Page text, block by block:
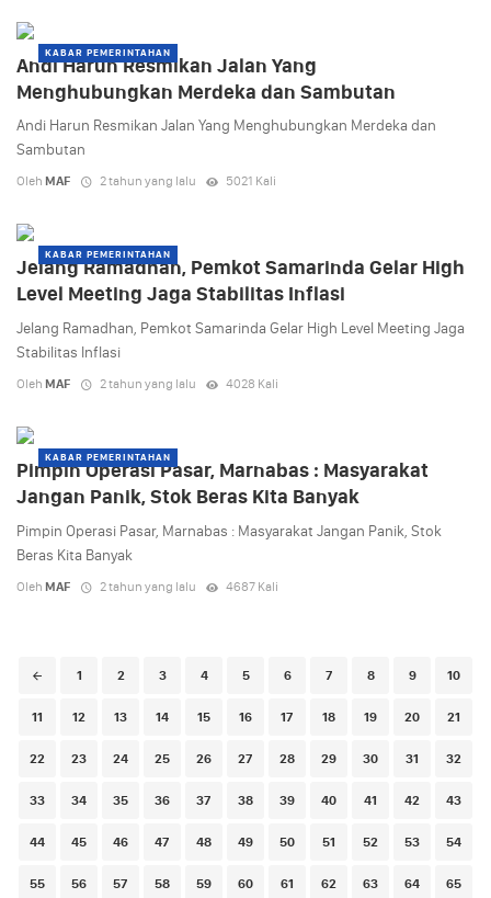
KABAR PEMERINTAHAN
Andi Harun Resmikan Jalan Yang
Menghubungkan Merdeka dan Sambutan
Andi Harun Resmikan Jalan Yang Menghubungkan Merdeka dan
Sambutan
Oleh MAF 2 tahun yang lalu 5021 Kali
KABAR PEMERINTAHAN
Jelang Ramadhan, Pemkot Samarinda Gelar High
Level Meeting Jaga Stabilitas Inflasi
Jelang Ramadhan, Pemkot Samarinda Gelar High Level Meeting Jaga
Stabilitas Inflasi
Oleh MAF 2 tahun yang lalu 4028 Kali
KABAR PEMERINTAHAN
Pimpin Operasi Pasar, Marnabas : Masyarakat
Jangan Panik, Stok Beras Kita Banyak
Pimpin Operasi Pasar, Marnabas : Masyarakat Jangan Panik, Stok
Beras Kita Banyak
Oleh MAF 2 tahun yang lalu 4687 Kali
Posts
1 2 3 4 5 6 7 8 9 10
11 12 13 14 15 16 17 18 19 20 21
22 23 24 25 26 27 28 29 30 31 32
33 34 35 36 37 38 39 40 41 42 43
44 45 46 47 48 49 50 51 52 53 54
55 56 57 58 59 60 61 62 63 64 65